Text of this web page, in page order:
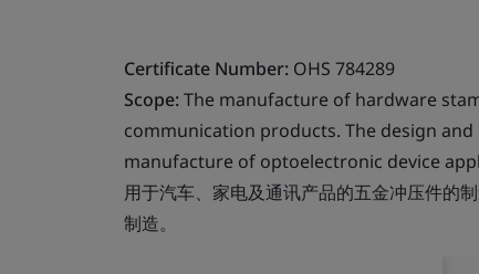
Certificate Number: OHS 784289
Scope:The manufacture of hardware
communication products. The design
manufacture of optoelectronic device
用于汽车、家电及通讯产品的五金冲压件的
制造。